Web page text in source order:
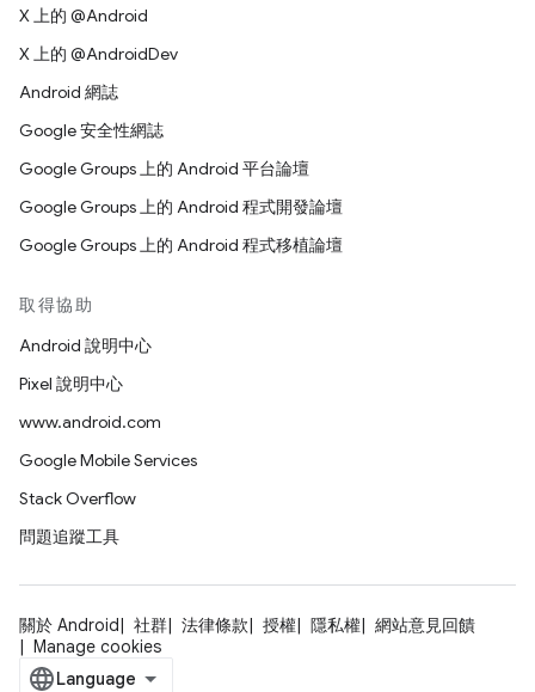
X 上的 @Android
X 上的 @AndroidDev
Android 網誌
Google 安全性網誌
Google Groups 上的 Android 平台論壇
Google Groups 上的 Android 程式開發論壇
Google Groups 上的 Android 程式移植論壇
取得協助
Android 說明中心
Pixel 說明中心
www.android.com
Google Mobile Services
Stack Overflow
問題追蹤工具
關於 Android 社群 法律條款 授權 隱私權
網站意見回饋
Manage cookies